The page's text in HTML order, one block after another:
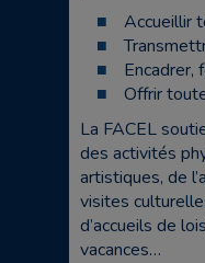
Accueillir
Encadrer,
Offrir
La FACEL
des activités
artistiques, de
visites
d’accueils de
vacances…